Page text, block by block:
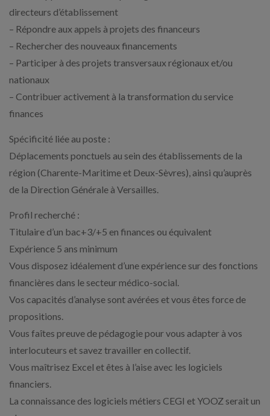
directeurs d’établissement
– Répondre aux appels à projets des financeurs
– Rechercher des nouveaux financements
– Participer à des projets transversaux régionaux et/ou
nationaux
– Contribuer activement à la transformation du service
finances
Spécificité liée au poste :
Déplacements ponctuels au sein des établissements de la
région (Charente-Maritime et Deux-Sèvres), ainsi qu’auprès
de la Direction Générale à Versailles.
Profil recherché :
Titulaire d’un bac+3/+5 en finances ou équivalent
Expérience 5 ans minimum
Vous disposez idéalement d’une expérience sur des fonctions
financières dans le secteur médico-social.
Vos capacités d’analyse sont avérées et vous êtes force de
propositions.
Vous faîtes preuve de pédagogie pour vous adapter à vos
interlocuteurs et savez travailler en collectif.
Vous maîtrisez Excel et êtes à l’aise avec les logiciels
financiers.
La connaissance des logiciels métiers CEGI et YOOZ serait un